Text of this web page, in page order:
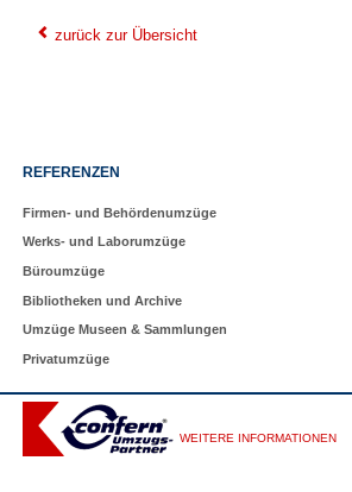
zurück zur Übersicht
Navigation
REFERENZEN
Firmen- und Behördenumzüge
Werks- und Laborumzüge
Büroumzüge
Bibliotheken und Archive
Umzüge Museen & Sammlungen
Privatumzüge
WEITERE INFORMATIONEN